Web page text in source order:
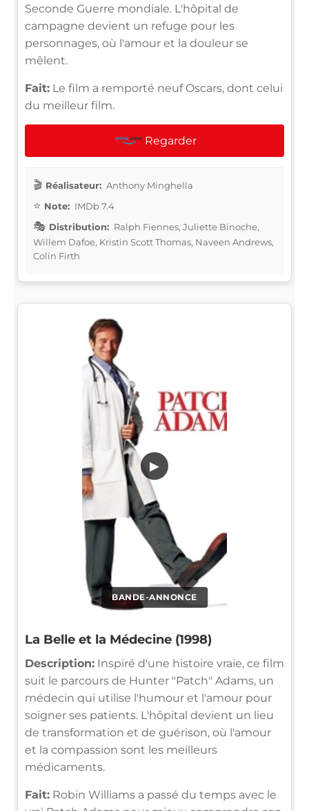
Seconde Guerre mondiale. L'hôpital de
campagne devient un refuge pour les
personnages, où l'amour et la douleur se
mêlent.
Fait: Le film a remporté neuf Oscars, dont celui
du meilleur film.
Regarder
Réalisateur: Anthony Minghella
Note: IMDb 7.4
Distribution: Ralph Fiennes, Juliette Binoche,
Willem Dafoe, Kristin Scott Thomas, Naveen Andrews,
Colin Firth
BANDE-ANNONCE
▶
La Belle et la Médecine (1998)
Description: Inspiré d'une histoire vraie, ce film
suit le parcours de Hunter "Patch" Adams, un
médecin qui utilise l'humour et l'amour pour
soigner ses patients. L'hôpital devient un lieu
de transformation et de guérison, où l'amour
et la compassion sont les meilleurs
médicaments.
Fait: Robin Williams a passé du temps avec le